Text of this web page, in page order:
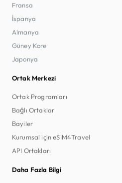
Fransa
İspanya
Almanya
Güney Kore
Japonya
Ortak Merkezi
Ortak Programları
Bağlı Ortaklar
Bayiler
Kurumsal için eSIM4Travel
API Ortakları
Daha Fazla Bilgi